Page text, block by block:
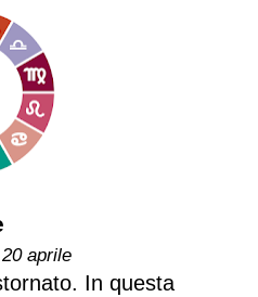
aprile
In questa